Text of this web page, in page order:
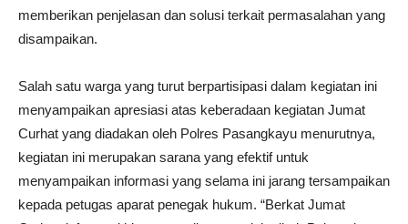
memberikan penjelasan dan solusi terkait permasalahan yang
disampaikan.
Salah satu warga yang turut berpartisipasi dalam kegiatan ini
menyampaikan apresiasi atas keberadaan kegiatan Jumat
Curhat yang diadakan oleh Polres Pasangkayu menurutnya,
kegiatan ini merupakan sarana yang efektif untuk
menyampaikan informasi yang selama ini jarang tersampaikan
kepada petugas aparat penegak hukum. “Berkat Jumat